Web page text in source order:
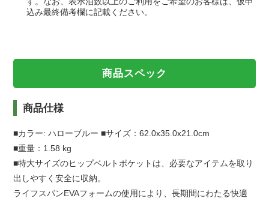
込み最終備考欄に記載ください。
商品スペック
商品仕様
■カラー: ハローブルー ■サイズ：62.0x35.0x21.0cm
■重量：1.58 kg
■特大サイズのヒップベルトポケットは、必要なアイテムを取り
出しやすく安全に収納。
ライフスパンEVAフォームの使用により、長期間にわたる快適